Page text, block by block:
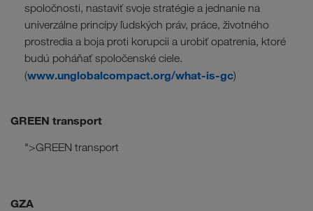
spoločnosti, nastaviť svoje stratégie a jednanie na
univerzálne princípy ľudských práv, práce, životného
prostredia a boja proti korupcii a urobiť opatrenia, ktoré
budú poháňať spoločenské ciele.
(www.unglobalcompact.org/what-is-gc)
GREEN transport
">GREEN transport
GZA